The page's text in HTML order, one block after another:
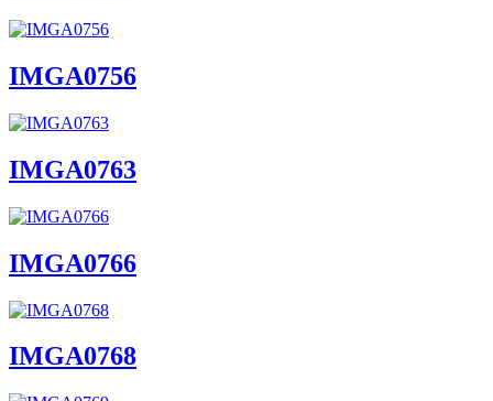
IMGA0756
IMGA0763
IMGA0766
IMGA0768